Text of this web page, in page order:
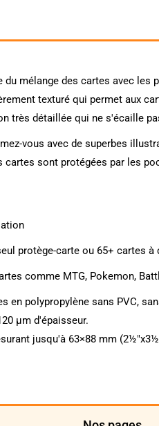
mélange des cartes avec les
texturé qui permet aux
très détaillée qui ne s'écaille
vous avec de superbes
sont protégées par les
protège-carte ou 65+ cartes à
comme MTG, Pokemon,
en polypropylène sans PVC,
µm d'épaisseur.
jusqu'à 63×88 mm